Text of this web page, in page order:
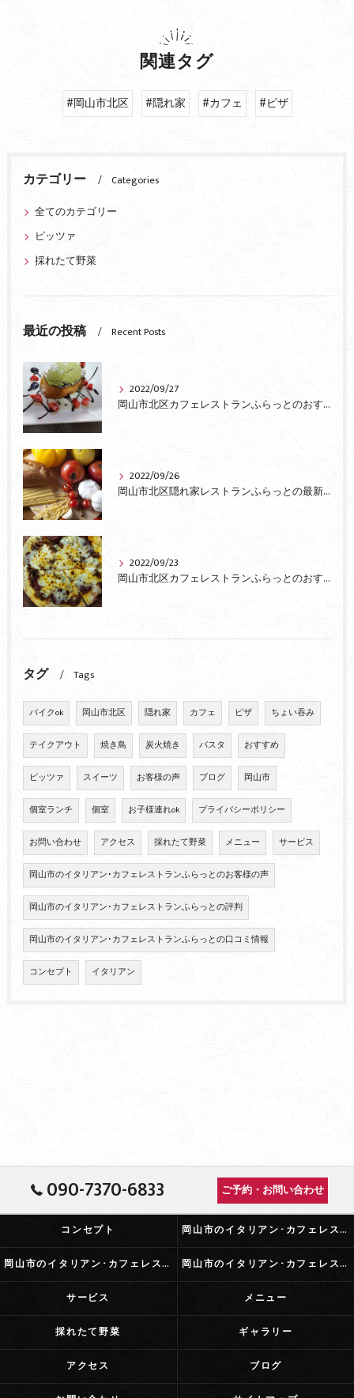
関連タグ
#岡山市北区 #隠れ家 #カフェ #ピザ
カテゴリー
Categories
全てのカテゴリー
ピッツァ
採れたて野菜
最近の投稿 Recent Posts
2022/09/27
岡山市北区カフェレストランふらっとのおすすめ
2022/09/26
岡山市北区隠れ家レストランふらっとの最新情報
2022/09/23
岡山市北区カフェレストランふらっとのおすすめピザ
タグ Tags
バイクok 岡山市北区 隠れ家 カフェ ピザ ちょい吞み
テイクアウト 焼き鳥 炭火焼き パスタ おすすめ
ピッツァ スイーツ お客様の声 ブログ 岡山市
個室ランチ 個室 お子様連れok プライバシーポリシー
お問い合わせ アクセス 採れたて野菜 メニュー サービス
岡山市のイタリアン･カフェレストランふらっとのお客様の声
岡山市のイタリアン･カフェレストランふらっとの評判
岡山市のイタリアン･カフェレストランふらっとの口コミ情報
コンセプト イタリアン
090-7370-6833 ご予約・お問い合わせ
コンセプト 岡山市のイタリアン･カフェレストランふらっとの口コミ情報
岡山市のイタリアン･カフェレストランふらっとの評判 岡山市のイタリアン･カフェレストランふらっとのお客様の声
サービス メニュー
採れたて野菜 ギャラリー
アクセス ブログ